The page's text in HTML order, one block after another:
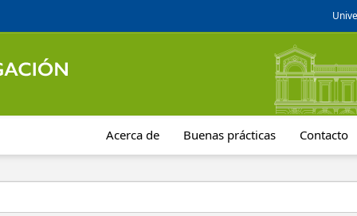
Acerca de Buenas prácticas Contacto